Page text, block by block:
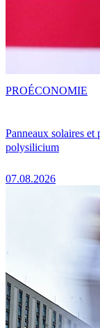
Panneaux solaires et
polysilicium
07.08.2026
PROÉCONOMIE